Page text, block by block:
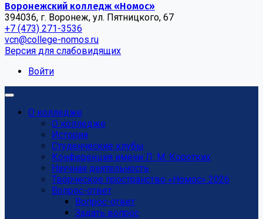
Воронежский колледж «Номос»
394036, г. Воронеж, ул. Пятницкого, 67
+7 (473) 271-3536
vcn@college-nomos.ru
Версия для слабовидящих
Войти
О колледже
О колледже
История
Студенческие клубы
Конференция имени Л. М. Коротких
Научная деятельность
Творческое пространство «Номос» 2026
Вопрос-ответ
Вопрос-ответ
Задать вопрос